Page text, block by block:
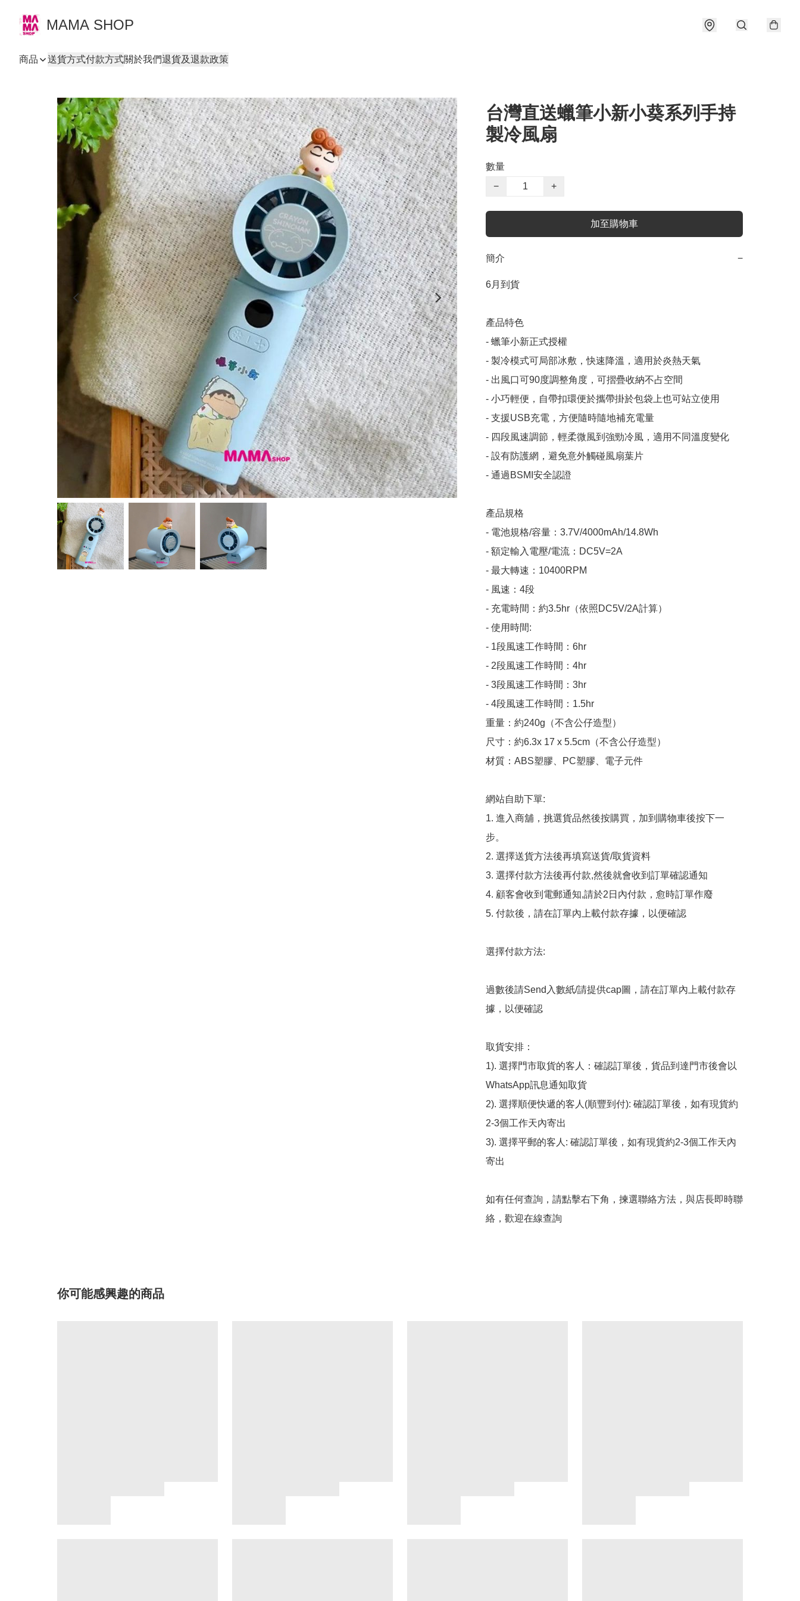
MAMA SHOP
商品 送貨方式付款方式關於我們退貨及退款政策
台灣直送蠟筆小新小葵系列手持
製冷風扇
數量
−
+
加至購物車
簡介 −
6月到貨
產品特色
- 蠟筆小新正式授權
- 製冷模式可局部冰敷，快速降溫，適用於炎熱天氣
- 出風口可90度調整角度，可摺疊收納不占空間
- 小巧輕便，自帶扣環便於攜帶掛於包袋上也可站立使用
- 支援USB充電，方便隨時隨地補充電量
- 四段風速調節，輕柔微風到強勁冷風，適用不同溫度變化
- 設有防護網，避免意外觸碰風扇葉片
- 通過BSMI安全認證
產品規格
- 電池規格/容量：3.7V/4000mAh/14.8Wh
- 額定輸入電壓/電流：DC5V=2A
- 最大轉速：10400RPM
- 風速：4段
- 充電時間：約3.5hr（依照DC5V/2A計算）
- 使用時間:
- 1段風速工作時間：6hr
- 2段風速工作時間：4hr
- 3段風速工作時間：3hr
- 4段風速工作時間：1.5hr
重量：約240g（不含公仔造型）
尺寸：約6.3x 17 x 5.5cm（不含公仔造型）
材質：ABS塑膠、PC塑膠、電子元件
網站自助下單:
1. 進入商舖，挑選貨品然後按購買，加到購物車後按下一
步。
2. 選擇送貨方法後再填寫送貨/取貨資料
3. 選擇付款方法後再付款,然後就會收到訂單確認通知
4. 顧客會收到電郵通知,請於2日內付款，愈時訂單作廢
5. 付款後，請在訂單內上載付款存據，以便確認
選擇付款方法:
過數後請Send入數紙/請提供cap圖，請在訂單內上載付款存
據，以便確認
取貨安排：
1). 選擇門市取貨的客人：確認訂單後，貨品到達門市後會以
WhatsApp訊息通知取貨
2). 選擇順便快遞的客人(順豐到付): 確認訂單後，如有現貨約
2-3個工作天內寄出
3). 選擇平郵的客人: 確認訂單後，如有現貨約2-3個工作天內
寄出
如有任何查詢，請點擊右下角，揀選聯絡方法，與店長即時聯
絡，歡迎在線查詢
你可能感興趣的商品